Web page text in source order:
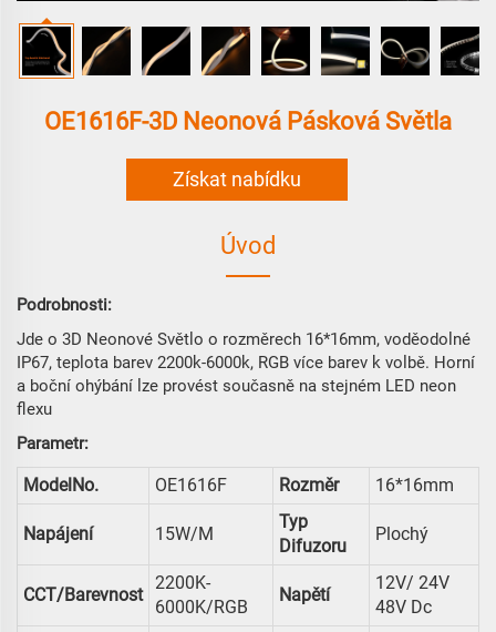
OE1616F-3D Neonová Pásková Světla
Získat nabídku
Úvod
Podrobnosti:
Jde o 3D Neonové Světlo o rozměrech 16*16mm, voděodolné
IP67, teplota barev 2200k-6000k, RGB více barev k volbě. Horní
a boční ohýbání lze provést současně na stejném LED neon
flexu
Parametr:
ModelNo. OE1616F Rozměr 16*16mm
Napájení 15W/m
Typ
Difuzoru
Plochý
CCT/Barevnost
2200K-
6000K/RGB
Napětí
12V/ 24V
48V Dc